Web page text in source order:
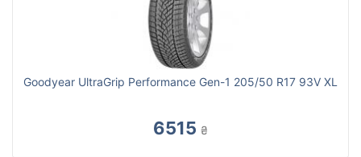
Goodyear UltraGrip Performance Gen-1 205/50 R17 93V XL
6515 ₴